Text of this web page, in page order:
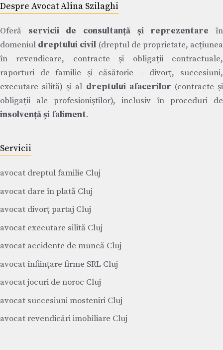
Despre Avocat Alina Szilaghi
Oferă servicii de consultanță și reprezentare în
domeniul dreptului civil (dreptul de proprietate, acțiunea
în revendicare, contracte și obligații contractuale,
raporturi de familie și căsătorie – divorț, succesiuni,
executare silită) și al dreptului afacerilor (contracte și
obligații ale profesioniștilor), inclusiv în proceduri de
insolvență și faliment.
Servicii
avocat dreptul familie Cluj
avocat dare în plată Cluj
avocat divorț partaj Cluj
avocat executare silită Cluj
avocat accidente de muncă Cluj
avocat înființare firme SRL Cluj
avocat jocuri de noroc Cluj
avocat succesiuni mosteniri Cluj
avocat revendicări imobiliare Cluj